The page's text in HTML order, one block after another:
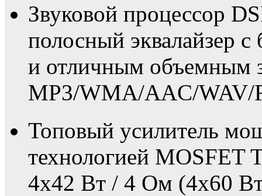
Звуковой процессор
полосный эквалайзер
и отличным объемным
MP3/WMA/AAC/WAV/
Топовый усилитель
технологией MOSFET
4x42 Вт / 4 Ом (4х60